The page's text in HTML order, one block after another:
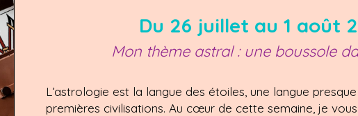
Du 26 juillet au 1 août
Mon thème astral : une boussole
L’astrologie est la langue des étoiles, une langue
premières civilisations. Au cœur de cette semaine, je